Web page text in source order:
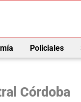
Policiales
Córdoba